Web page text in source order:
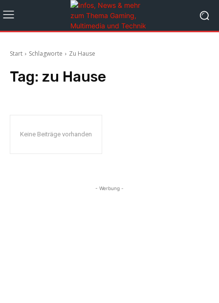
Start Schlagworte Zu Hause
Tag: zu Hause
Keine Beiträge vorhanden
- Werbung -